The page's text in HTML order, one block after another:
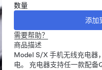
数量
需要帮助？
商品描述
Model S/X 手机无线充电器
电。 充电器支持任一款配